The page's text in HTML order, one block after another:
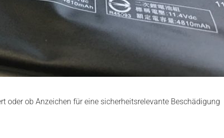
oder ob Anzeichen für eine sicherheitsrelevante Beschädigung